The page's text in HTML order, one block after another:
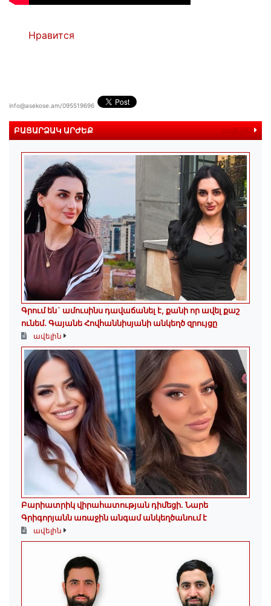
Нравится
info@asekose.am/095519696
ԲԱՑԱՐՁԱԿ ԱՐԺԵՔ ավելին
Գրում են` ամուսինս դավաճանել է, քանի որ ավել քաշ
ունեմ. Գայանե Հովհաննիսյանի անկեղծ զրույցը
ավելին
Բարիատրիկ վիրահատության դիմեցի. Նարե
Գրիգորյանն առաջին անգամ անկեղծանում է
ավելին